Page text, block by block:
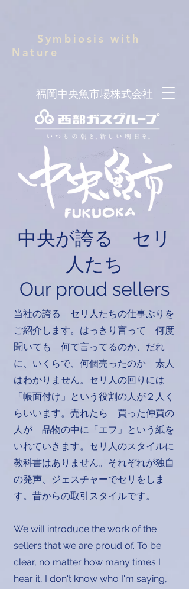
福岡中央魚市場株式会社
Symbiosis with
Nature
中央が誇る セリ
人たち
Our proud sellers
当社の誇る セリ人たちの仕事ぶりを
ご紹介します。はっきり言って 何度
聞いても 何て言ってるのか、だれ
に、いくらで、何個売ったのか 素人
はわかりません。セリ人の回りには
「帳面付け」という役割の人が２人く
らいいます。売れたら 買った仲買の
人が 品物の中に「エフ」という紙を
いれていきます。セリ人のスタイルに
教科書はありません。それぞれが独自
の発声、ジェスチャーでセリをしま
す。昔からの取引スタイルです。
We will introduce the work of the
sellers that we are proud of. To be
clear, no matter how many times I
hear it, I don't know who I'm saying,